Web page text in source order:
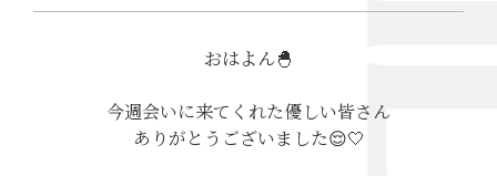
おはよん🐣
今週会いに来てくれた優しい皆さん
ありがとうございました😌🤍